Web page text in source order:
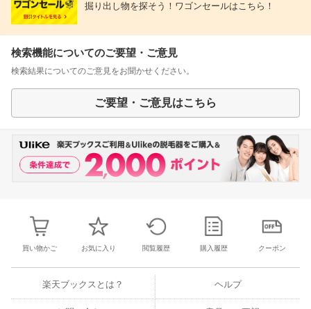
掘り出し物を探そう！ワゴンセールはこちら！
検索機能についてのご要望・ご意見
検索結果についてのご意見をお聞かせください。
ご要望・ご意見はこちら
買い物かご お気に入り 閲覧履歴 購入履歴 クーポン
楽天ブックスとは？ ヘルプ